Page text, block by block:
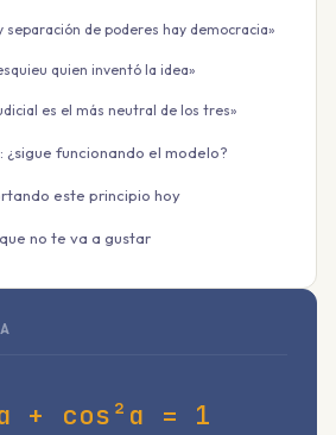
separación de poderes hay democracia»
quien inventó la idea»
es el más neutral de los tres»
¿sigue funcionando el modelo?
este principio hoy
no te va a gustar
+ cos²α = 1